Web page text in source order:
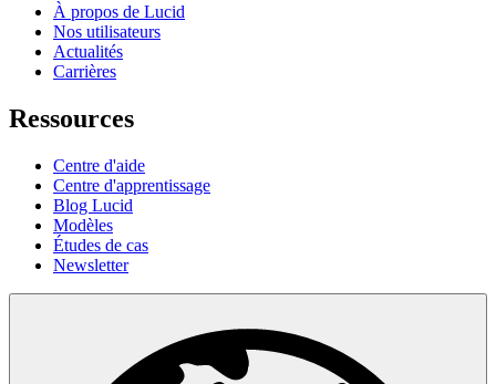
À propos de Lucid
Nos utilisateurs
Actualités
Carrières
Ressources
Centre d'aide
Centre d'apprentissage
Blog Lucid
Modèles
Études de cas
Newsletter